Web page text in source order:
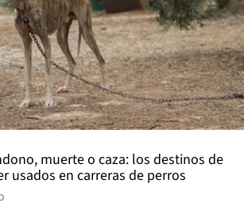
muerte o caza: los destinos de
usados en carreras de perros